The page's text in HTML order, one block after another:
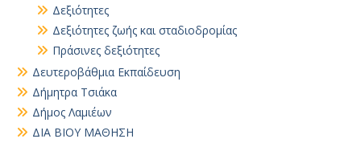
Δεξιότητες
Δεξιότητες ζωής και σταδιοδρομίας
Πράσινες δεξιότητες
Δευτεροβάθμια Εκπαίδευση
Δήμητρα Τσιάκα
Δήμος Λαμιέων
ΔΙΑ ΒΙΟΥ ΜΑΘΗΣΗ